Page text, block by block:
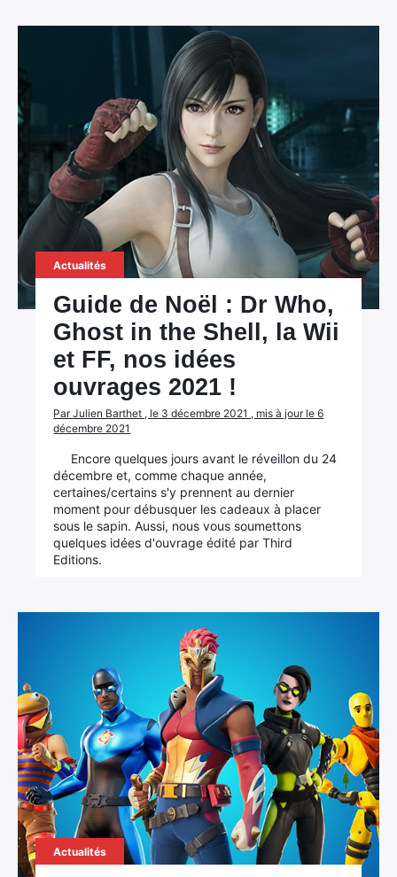
Actualités
Guide de Noël : Dr Who,
Ghost in the Shell, la Wii
et FF, nos idées
ouvrages 2021 !
Par Julien Barthet , le 3 décembre 2021 , mis à jour le 6
décembre 2021
Encore quelques jours avant le réveillon du 24
décembre et, comme chaque année,
certaines/certains s'y prennent au dernier
moment pour débusquer les cadeaux à placer
sous le sapin. Aussi, nous vous soumettons
quelques idées d'ouvrage édité par Third
Editions.
Actualités